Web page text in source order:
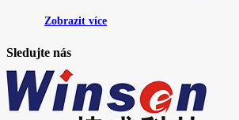
Zobrazit více
Sledujte nás